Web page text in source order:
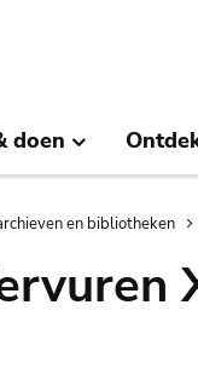
doen
en bibliotheken